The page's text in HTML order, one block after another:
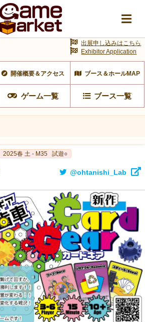
開催概要＆アクセス ブース＆ホールMAP
ゲーム一覧 ブース一覧
出展申し込みはこちら
Exhibitor Application
2025春 土 - M35 試遊○
@ohtanishi_Lab